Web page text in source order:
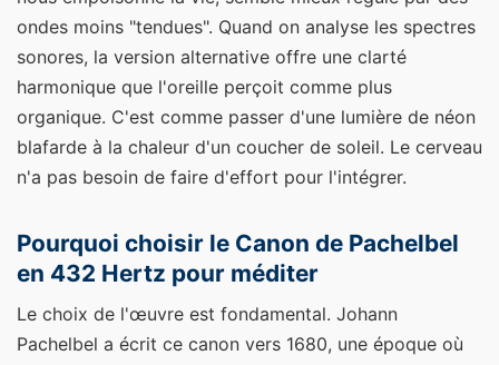
ondes moins "tendues". Quand on analyse les spectres
sonores, la version alternative offre une clarté
harmonique que l'oreille perçoit comme plus
organique. C'est comme passer d'une lumière de néon
blafarde à la chaleur d'un coucher de soleil. Le cerveau
n'a pas besoin de faire d'effort pour l'intégrer.
Pourquoi choisir le Canon de Pachelbel
en 432 Hertz pour méditer
Le choix de l'œuvre est fondamental. Johann
Pachelbel a écrit ce canon vers 1680, une époque où